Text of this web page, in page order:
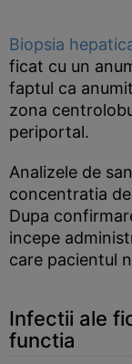
Biopsia
ficat cu un
faptul ca
zona
periportal.
Analizele de
concentratia
Dupa
incepe
care pacientul
Infectii ale
functia